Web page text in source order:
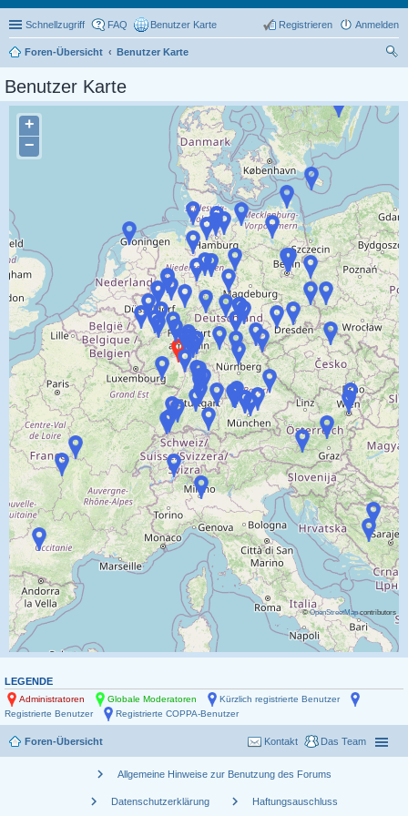
Schnellzugriff FAQ Benutzer Karte Anmelden
Registrieren
Foren-Übersicht
Benutzer Karte
Benutzer Karte
+
−
©OpenStreetMapcontributors
LEGENDE
Administratoren Globale Moderatoren
Kürzlich registrierte Benutzer
Registrierte Benutzer
Registrierte COPPA-Benutzer
Foren-Übersicht Das Team
Kontakt
chevron_right Allgemeine Hinweise zur Benutzung des Forums
chevron_right Datenschutzerklärung chevron_right Haftungsauschluss